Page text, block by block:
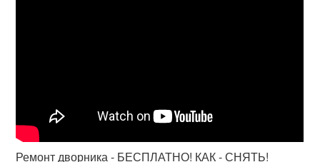
Ремонт дворника - БЕСПЛАТНО! КАК - СНЯТЬ!